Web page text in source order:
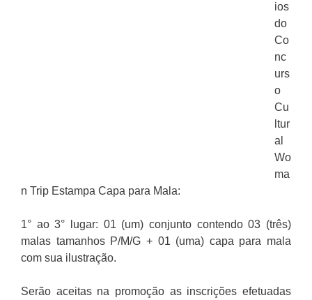
ios
do
Co
nc
urs
o
Cu
ltur
al
Wo
ma
n Trip Estampa Capa para Mala:
1° ao 3° lugar: 01 (um) conjunto contendo 03 (três)
malas tamanhos P/M/G + 01 (uma) capa para mala
com sua ilustração.
Serão aceitas na promoção as inscrições efetuadas